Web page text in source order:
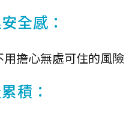
全感：
用擔心無處可住的風險
積：